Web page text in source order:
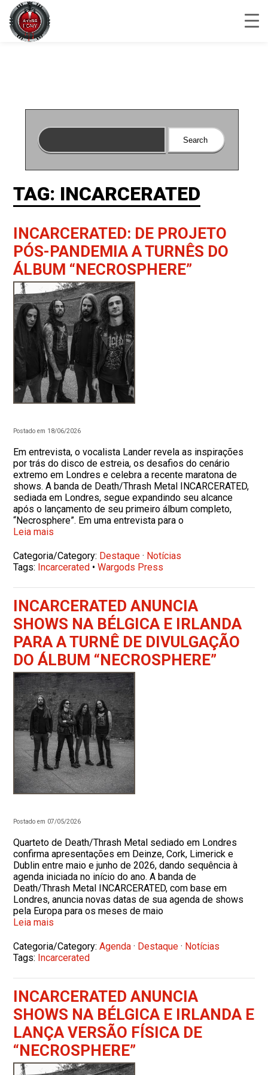
TAG: INCARCERATED
INCARCERATED: DE PROJETO
PÓS-PANDEMIA A TURNÊS DO
ÁLBUM “NECROSPHERE”
Postado em 18/06/2026
Em entrevista, o vocalista Lander revela as inspirações
por trás do disco de estreia, os desafios do cenário
extremo em Londres e celebra a recente maratona de
shows. A banda de Death/Thrash Metal INCARCERATED,
sediada em Londres, segue expandindo seu alcance
após o lançamento de seu primeiro álbum completo,
“Necrosphere”. Em uma entrevista para o
Leia mais
Categoria/Category: Destaque · Notícias
Tags: Incarcerated •Wargods Press
INCARCERATED ANUNCIA
SHOWS NA BÉLGICA E IRLANDA
PARA A TURNÊ DE DIVULGAÇÃO
DO ÁLBUM “NECROSPHERE”
Postado em 07/05/2026
Quarteto de Death/Thrash Metal sediado em Londres
confirma apresentações em Deinze, Cork, Limerick e
Dublin entre maio e junho de 2026, dando sequência à
agenda iniciada no início do ano. A banda de
Death/Thrash Metal INCARCERATED, com base em
Londres, anuncia novas datas de sua agenda de shows
pela Europa para os meses de maio
Leia mais
Categoria/Category:Agenda · Destaque · Notícias
Tags: Incarcerated
INCARCERATED ANUNCIA
SHOWS NA BÉLGICA E IRLANDA E
LANÇA VERSÃO FÍSICA DE
“NECROSPHERE”